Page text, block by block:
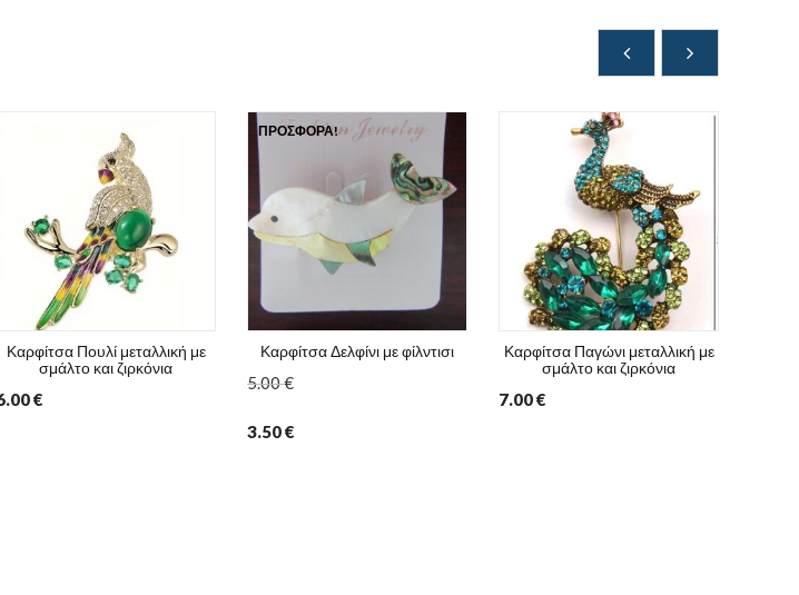
Καρφίτσα Πουλί μεταλλική με
σμάλτο και ζιρκόνια
€
ΠΡΟΣΦΟΡΆ!
Καρφίτσα Δελφίνι με φίλντισι
5.00€
3.50€
Καρφίτσα Παγώνι μεταλλική με
σμάλτο και ζιρκόνια
7.00€